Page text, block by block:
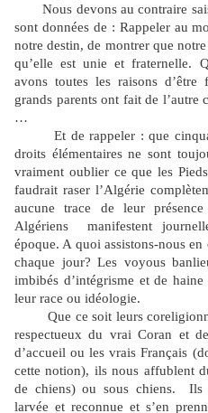
Nous devons au contraire
sont données de : Rappeler au
notre destin, de montrer que
qu’elle est unie et fraternelle.
avons toutes les raisons
grands parents ont fait de
…
Et de rappeler : que
droits élémentaires ne sont
vraiment oublier ce que les
faudrait raser l’Algérie
aucune trace de leur
Algériens
manifestent
époque. A quoi assistons-nous en
chaque jour? Les voyous
imbibés d’intégrisme et de
leur race ou idéologie.
Que ce soit leurs
respectueux du vrai Coran et
d’accueil ou les vrais Français
cette notion), ils nous affublent
de chiens) ou sous chiens.
Ils
larvée et reconnue et s’en